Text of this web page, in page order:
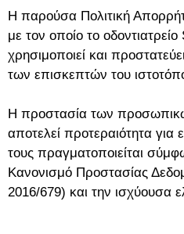
Η παρούσα Πολιτική
με τον οποίο το οδοντιατρείο
χρησιμοποιεί και
των επισκεπτών του
Η προστασία των
αποτελεί προτεραιότητα για
τους πραγματοποιείται
Κανονισμό Προστασίας
2016/679) και την ισχύουσα